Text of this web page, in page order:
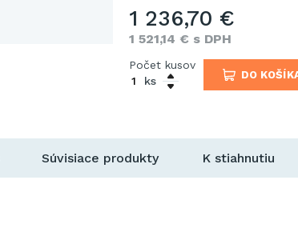
1 236,70 €
1 521,14 € s DPH
Počet kusov
ks
DO
Súvisiace produkty K stiahnutiu